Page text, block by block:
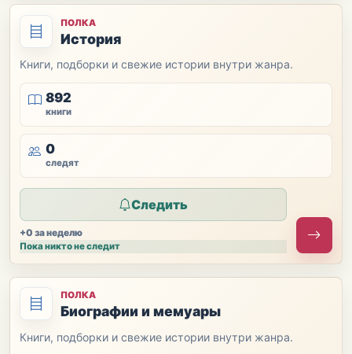
ПОЛКА
История
Книги, подборки и свежие истории внутри жанра.
892
книги
0
следят
Следить
+0 за неделю
Пока никто не следит
ПОЛКА
Биографии и мемуары
Книги, подборки и свежие истории внутри жанра.